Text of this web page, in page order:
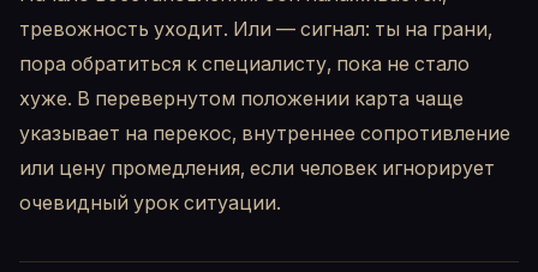
тревожность уходит. Или — сигнал: ты на грани,
пора обратиться к специалисту, пока не стало
хуже. В перевернутом положении карта чаще
указывает на перекос, внутреннее сопротивление
или цену промедления, если человек игнорирует
очевидный урок ситуации.